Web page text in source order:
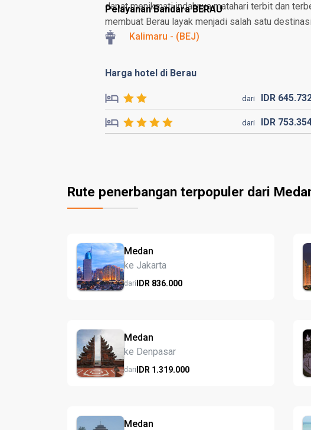
dapat menikmati indahnya matahari terbit dan
membuat Berau layak menjadi salah satu
Pelayanan Bandara BERAU
Kalimaru - (BEJ)
Harga hotel di Berau
dari IDR 645.
dari IDR 753.
Rute penerbangan terpopuler dari
Medan
ke Jakarta
dariIDR 836.000
Medan
ke Denpasar
dariIDR 1.319.000
Medan